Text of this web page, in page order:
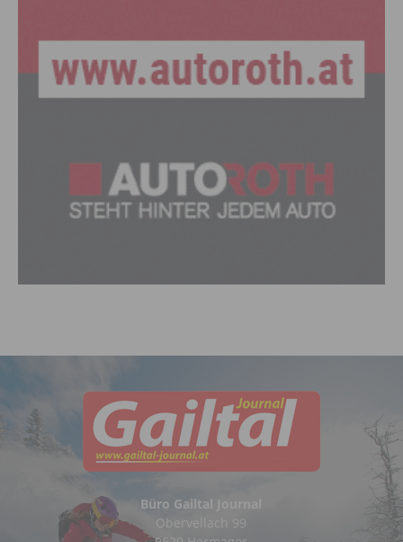
Büro Gailtal Journal
Obervellach 99